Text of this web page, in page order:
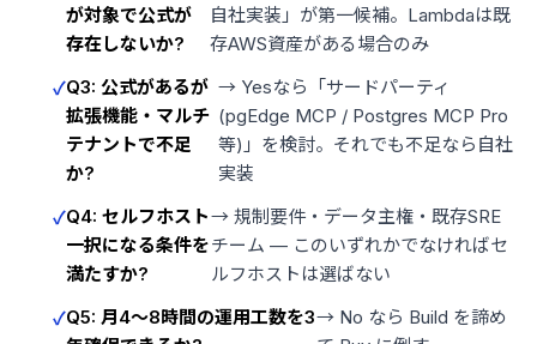
が対象で公式が
存在しないか?
自社実装」が第一候補。Lambdaは既
存AWS資産がある場合のみ
Q3: 公式があるが
拡張機能・マルチ
テナントで不足
か?
→ Yesなら「サードパーティ
(pgEdge MCP / Postgres MCP Pro
等)」を検討。それでも不足なら自社
実装
Q4: セルフホスト
一択になる条件を
満たすか?
→ 規制要件・データ主権・既存SRE
チーム — このいずれかでなければセ
ルフホストは選ばない
Q5: 月4〜8時間の運用工数を3→ No なら Build を諦め